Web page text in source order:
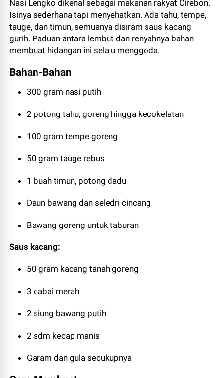
Nasi Lengko dikenal sebagai makanan rakyat Cirebon.
Isinya sederhana tapi menyehatkan. Ada tahu, tempe,
tauge, dan timun, semuanya disiram saus kacang
gurih. Paduan antara lembut dan renyahnya bahan
membuat hidangan ini selalu menggoda.
Bahan-Bahan
300 gram nasi putih
2 potong tahu, goreng hingga kecokelatan
100 gram tempe goreng
50 gram tauge rebus
1 buah timun, potong dadu
Daun bawang dan seledri cincang
Bawang goreng untuk taburan
Saus kacang:
50 gram kacang tanah goreng
3 cabai merah
2 siung bawang putih
2 sdm kecap manis
Garam dan gula secukupnya